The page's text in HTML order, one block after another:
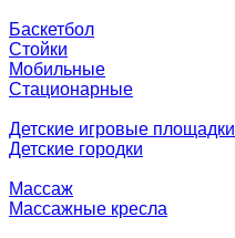
Баскетбол
Стойки
Мобильные
Стационарные
Детские игровые площадки
Детские городки
Массаж
Массажные кресла